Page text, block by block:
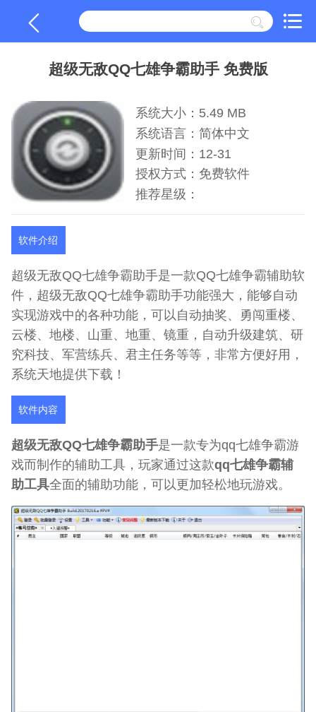
超级无敌QQ七雄争霸助手 免费版
系统大小：5.49 MB
系统语言：简体中文
更新时间：12-31
授权方式：免费软件
推荐星级：
软件介绍
超级无敌QQ七雄争霸助手是一款QQ七雄争霸辅助软
件，超级无敌QQ七雄争霸助手功能强大，能够自动
实现游戏中的各种功能，可以自动抽奖、勇闯重楼、
云楼、地楼、山重、地重、镜重，自动升级建筑、研
究科技、军营练兵、君主任务等等，非常方便好用，
系统天地提供下载！
软件内容
超级无敌QQ七雄争霸助手是一款专为qq七雄争霸游
戏而制作的辅助工具，玩家通过这款qq七雄争霸辅
助工具全面的辅助功能，可以更加轻松地玩游戏。